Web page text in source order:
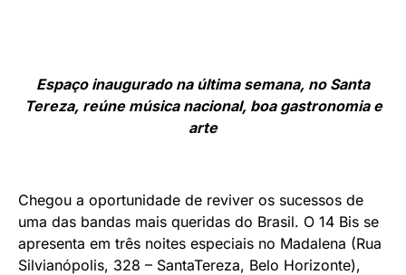
Espaço inaugurado na última semana, no Santa
Tereza, reúne música nacional, boa gastronomia e
arte
Chegou a oportunidade de reviver os sucessos de
uma das bandas mais queridas do Brasil. O 14 Bis se
apresenta em três noites especiais no Madalena (Rua
Silvianópolis, 328 – SantaTereza, Belo Horizonte),